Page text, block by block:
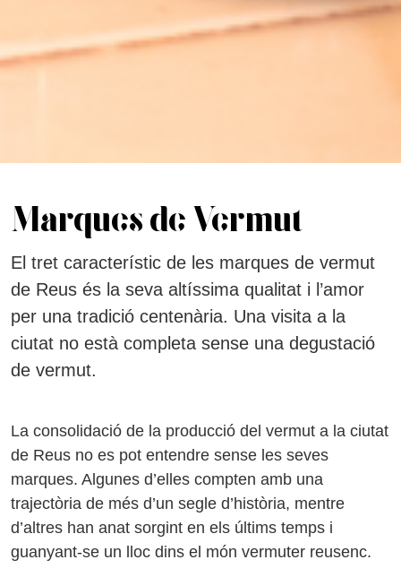
Marques de Vermut
El tret característic de les marques de vermut
de Reus és la seva altíssima qualitat i l’amor
per una tradició centenària. Una visita a la
ciutat no està completa sense una degustació
de vermut.
La consolidació de la producció del vermut a la ciutat
de Reus no es pot entendre sense les seves
marques. Algunes d’elles compten amb una
trajectòria de més d’un segle d’història, mentre
d’altres han anat sorgint en els últims temps i
guanyant-se un lloc dins el món vermuter reusenc.